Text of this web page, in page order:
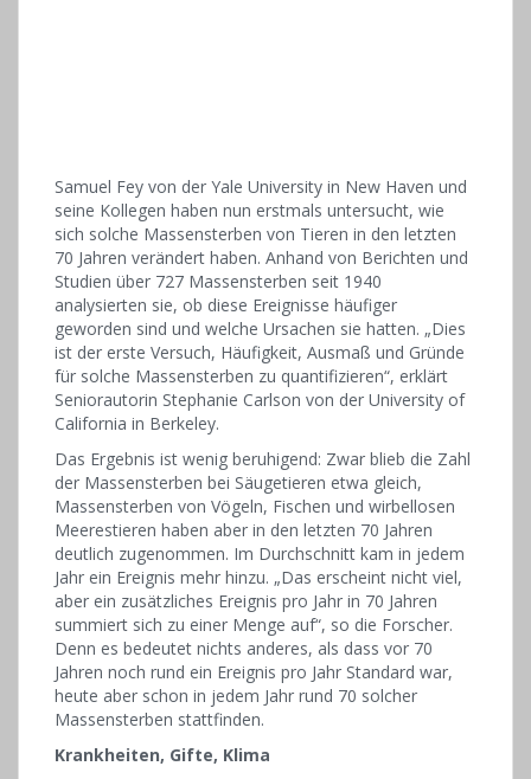
Samuel Fey von der Yale University in New Haven und
seine Kollegen haben nun erstmals untersucht, wie
sich solche Massensterben von Tieren in den letzten
70 Jahren verändert haben. Anhand von Berichten und
Studien über 727 Massensterben seit 1940
analysierten sie, ob diese Ereignisse häufiger
geworden sind und welche Ursachen sie hatten. „Dies
ist der erste Versuch, Häufigkeit, Ausmaß und Gründe
für solche Massensterben zu quantifizieren“, erklärt
Seniorautorin Stephanie Carlson von der University of
California in Berkeley.
Das Ergebnis ist wenig beruhigend: Zwar blieb die Zahl
der Massensterben bei Säugetieren etwa gleich,
Massensterben von Vögeln, Fischen und wirbellosen
Meerestieren haben aber in den letzten 70 Jahren
deutlich zugenommen. Im Durchschnitt kam in jedem
Jahr ein Ereignis mehr hinzu. „Das erscheint nicht viel,
aber ein zusätzliches Ereignis pro Jahr in 70 Jahren
summiert sich zu einer Menge auf“, so die Forscher.
Denn es bedeutet nichts anderes, als dass vor 70
Jahren noch rund ein Ereignis pro Jahr Standard war,
heute aber schon in jedem Jahr rund 70 solcher
Massensterben stattfinden.
Krankheiten, Gifte, Klima